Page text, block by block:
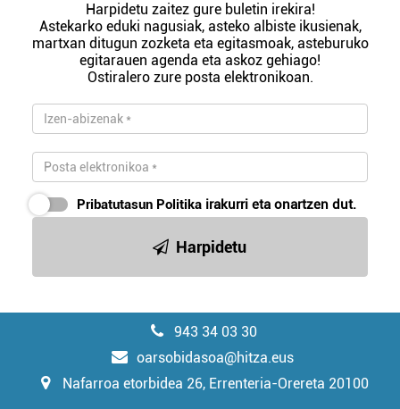
Harpidetu zaitez gure buletin irekira!
Astekarko eduki nagusiak, asteko albiste ikusienak,
martxan ditugun zozketa eta egitasmoak, asteburuko
egitarauen agenda eta askoz gehiago!
Ostiralero zure posta elektronikoan.
Pribatutasun Politika irakurri eta onartzen dut.
Harpidetu
943 34 03 30
oarsobidasoa@hitza.eus
Nafarroa etorbidea 26, Errenteria-Orereta 20100